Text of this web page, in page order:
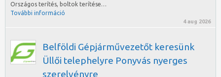
Országos terítés, boltok terítése…
További információ
4 aug 2026
Belföldi Gépjárművezetőt keresünk
Üllői telephelyre Ponyvás nyerges
szerelvényre